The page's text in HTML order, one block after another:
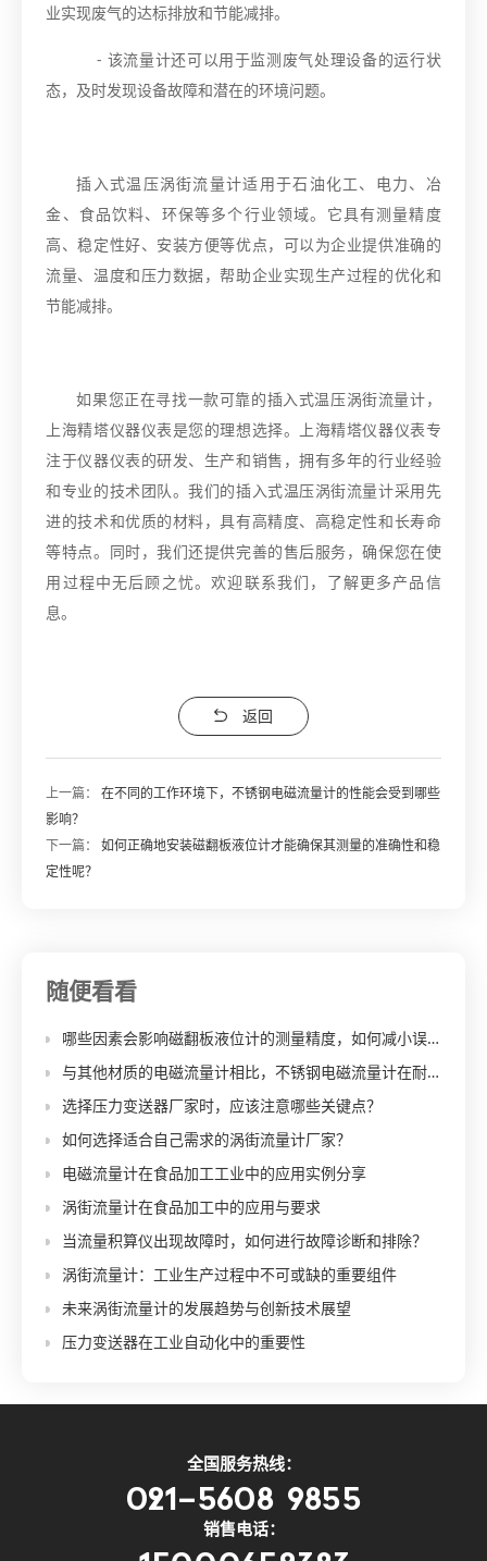
业实现废气的达标排放和节能减排。
- 该流量计还可以用于监测废气处理设备的运行状
态，及时发现设备故障和潜在的环境问题。
插入式温压涡街流量计适用于石油化工、电力、冶
金、食品饮料、环保等多个行业领域。它具有测量精度
高、稳定性好、安装方便等优点，可以为企业提供准确的
流量、温度和压力数据，帮助企业实现生产过程的优化和
节能减排。
如果您正在寻找一款可靠的插入式温压涡街流量计，
上海精塔仪器仪表是您的理想选择。上海精塔仪器仪表专
注于仪器仪表的研发、生产和销售，拥有多年的行业经验
和专业的技术团队。我们的插入式温压涡街流量计采用先
进的技术和优质的材料，具有高精度、高稳定性和长寿命
等特点。同时，我们还提供完善的售后服务，确保您在使
用过程中无后顾之忧。欢迎联系我们，了解更多产品信
息。
返回
上一篇：在不同的工作环境下，不锈钢电磁流量计的性能会受到哪些
影响？
下一篇：如何正确地安装磁翻板液位计才能确保其测量的准确性和稳
定性呢？
随便看看
哪些因素会影响磁翻板液位计的测量精度，如何减小误差？
与其他材质的电磁流量计相比，不锈钢电磁流量计在耐腐蚀性能和使用寿命方面有哪些优势和不足？
选择压力变送器厂家时，应该注意哪些关键点？
如何选择适合自己需求的涡街流量计厂家？
电磁流量计在食品加工工业中的应用实例分享
涡街流量计在食品加工中的应用与要求
当流量积算仪出现故障时，如何进行故障诊断和排除？
涡街流量计：工业生产过程中不可或缺的重要组件
未来涡街流量计的发展趋势与创新技术展望
压力变送器在工业自动化中的重要性
全国服务热线：
021-5608 9855
销售电话：